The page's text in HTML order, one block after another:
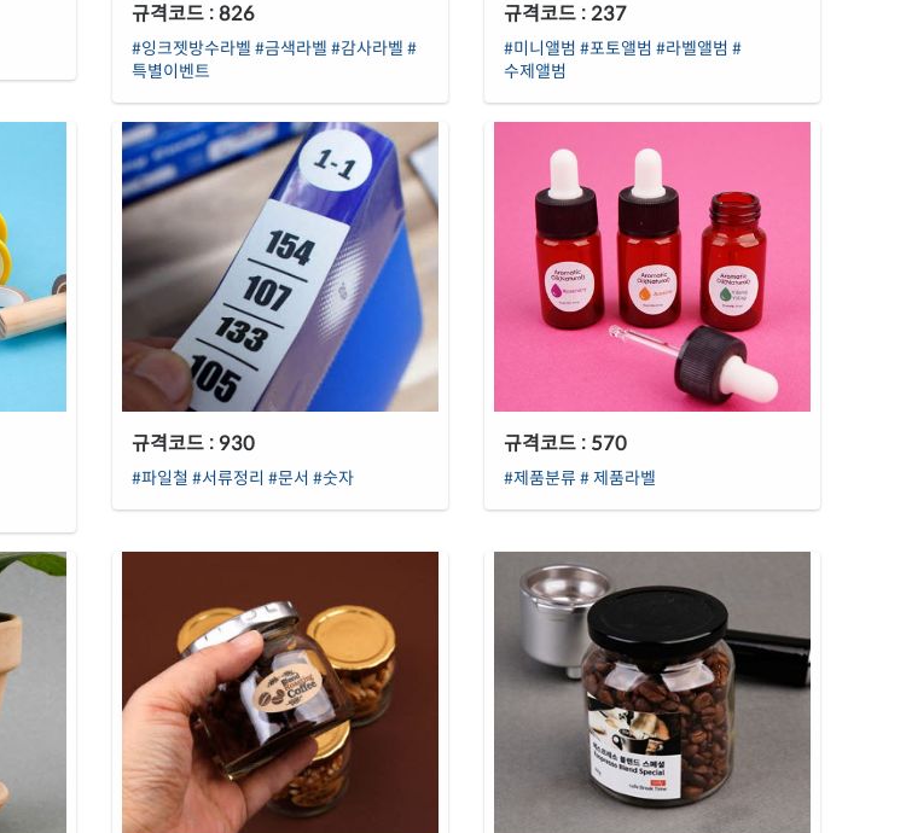
규격코드 : 826
#잉크젯방수라벨 #금색라벨 #감사라벨 #
특별이벤트
규격코드 : 237
#미니앨범 #포토앨범 #라벨앨범 #
수제앨범
규격코드 : 930
#파일철 #서류정리 #문서 #숫자
규격코드 : 570
#제품분류# 제품라벨